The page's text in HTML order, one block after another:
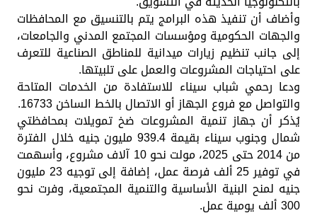
وأضاف أن تنفيذ هذه البرامج يتم بالتنسيق مع المحافظات
والجهات الحكومية ومؤسسات المجتمع المدني والجامعات،
إلى جانب تنظيم زيارات ميدانية للمناطق الصناعية للتعرف
على احتياجات المشروعات والعمل على تلبيتها.
ودعا رحمي شباب سيناء للاستفادة من الخدمات المتاحة
والتواصل مع فروع الجهاز أو الاتصال بالخط الساخن 16733.
يُذكر أن جهاز تنمية المشروعات ضخ تمويلات بمحافظتي
شمال وجنوب سيناء بقيمة 939.4 مليون جنيه خلال الفترة
من 2014 حتى 2025، مولت نحو 10 آلاف مشروع، وأسهمت
في توفير 25 ألف فرصة عمل، إضافة إلى توجيه 23 مليون
جنيه لمنح البنية الأساسية والتنمية المجتمعية، وفرت نحو
300 ألف يومية عمل.